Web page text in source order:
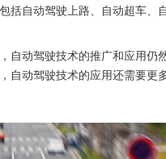
括自动驾驶上路、自动超车、
自动驾驶技术的推广和应用仍
动驾驶技术的应用还需要更